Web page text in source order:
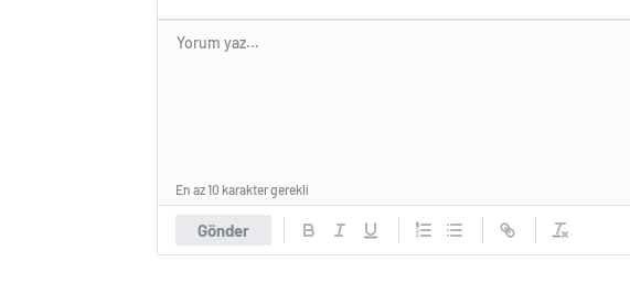
Gönder
En az 10 karakter gerekli